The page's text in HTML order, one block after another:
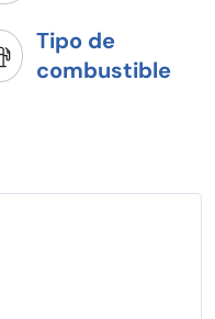
Tipo de
combustible